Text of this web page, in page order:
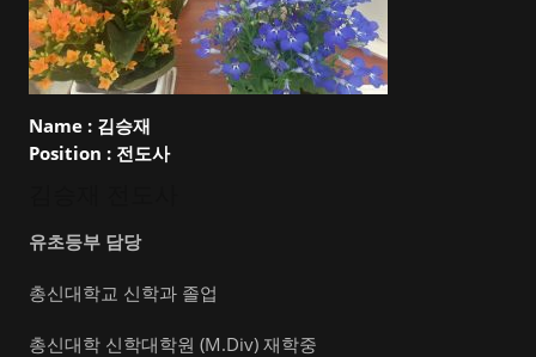
Name : 김승재
Position : 전도사
유초등부 담당
총신대학교 신학과 졸업
총신대학 신학대학원 (M.Div) 재학중